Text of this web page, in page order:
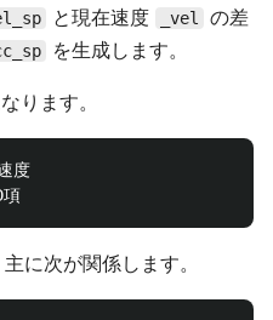
と現在速度 _vel
の差
を生成します。
ります。
度
に次が関係します。